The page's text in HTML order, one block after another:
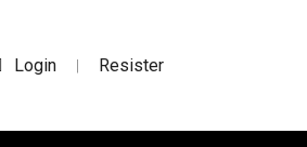
Login | Resister